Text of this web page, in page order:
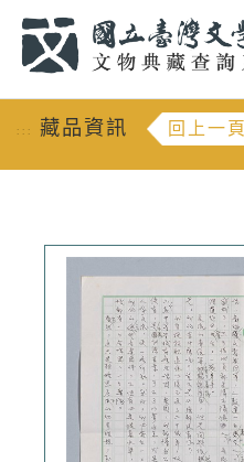
::: 藏品資訊 回上一頁